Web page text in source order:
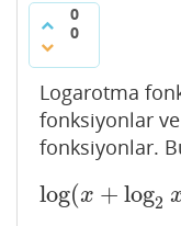
0
0
Logarotma
fonksiyonlar
fonksiyonlar.
log(x + log2
log(x+